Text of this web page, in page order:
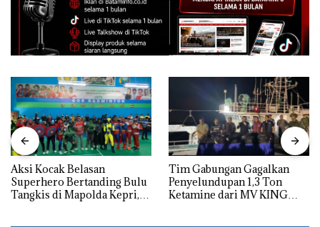
Aksi Kocak Belasan
Superhero Bertanding Bulu
Tangkis di Mapolda Kepri,
Tim Gabungan Gagalkan
Penyelundupan 1,3 Ton
Ketamine dari MV KING